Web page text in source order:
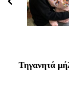
Τηγανητά